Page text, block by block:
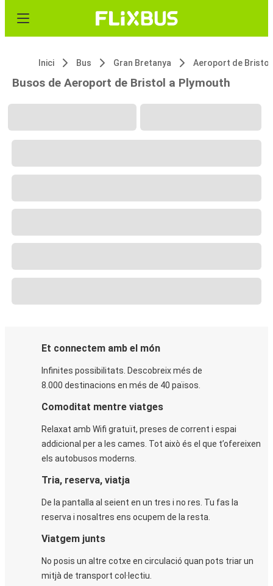
Inici Bus Gran Bretanya Aeroport de Bristol
Busos de Aeroport de Bristol a Plymouth
Et connectem amb el món
Infinites possibilitats. Descobreix més de
8.000 destinacions en més de 40 països.
Comoditat mentre viatges
Relaxat amb Wifi gratuït, preses de corrent i espai
addicional per a les cames. Tot això és el que t’ofereixen
els autobusos moderns.
Tria, reserva, viatja
De la pantalla al seient en un tres i no res. Tu fas la
reserva i nosaltres ens ocupem de la resta.
Viatgem junts
No posis un altre cotxe en circulació quan pots triar un
mitjà de transport col·lectiu.